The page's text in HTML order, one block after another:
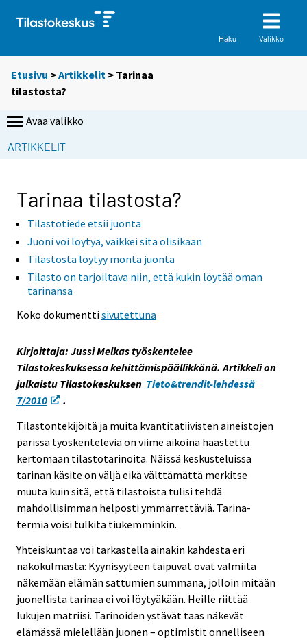
Haku Valikko
Etusivu >Artikkelit > Tarinaa
tilastosta?
Avaa valikko
ARTIKKELIT
Tarinaa tilastosta?
Tilastotiede etsii juonta
Juoni voi löytyä, vaikkei sitä olisikaan
Tilastosta löytyy monta juonta
Tilasto on tarjoiltava niin, että kukin löytää oman
tarinansa
Koko dokumenttisivutettuna
Kirjoittaja: Jussi Melkas työskentelee
Tilastokeskuksessa kehittämispäällikkönä. Artikkeli on
julkaistu Tilastokeskuksen Tieto&trendit-lehdessä
7/2010
.
Tilastontekijöitä ja muita kvantitatiivisten aineistojen
parissa työskenteleviä on viime aikoina haastettu
kertomaan tilastotarinoita. Näissä keskusteluissa
tarinan käsite on väljä eikä välttämättä merkitse
muuta kuin sitä, että tilastoista tulisi tehdä
mahdollisimman helposti ymmärrettäviä. Tarina-
termiä voisi tulkita tiukemminkin.
Yhteiskuntaa voi tarkastella ainakin kahdesta eri
näkökulmasta: Kyynisyyteen taipuvat ovat valmiita
näkemään elämän sattumien summana, jolloin mitään
juonellista tarinaa ei voi löytyäkään. Heille riittää
lukujen matriisi. Tarinoiden ystävät taas näkevät
elämässä mielellään juonen – optimistit onnelliseen